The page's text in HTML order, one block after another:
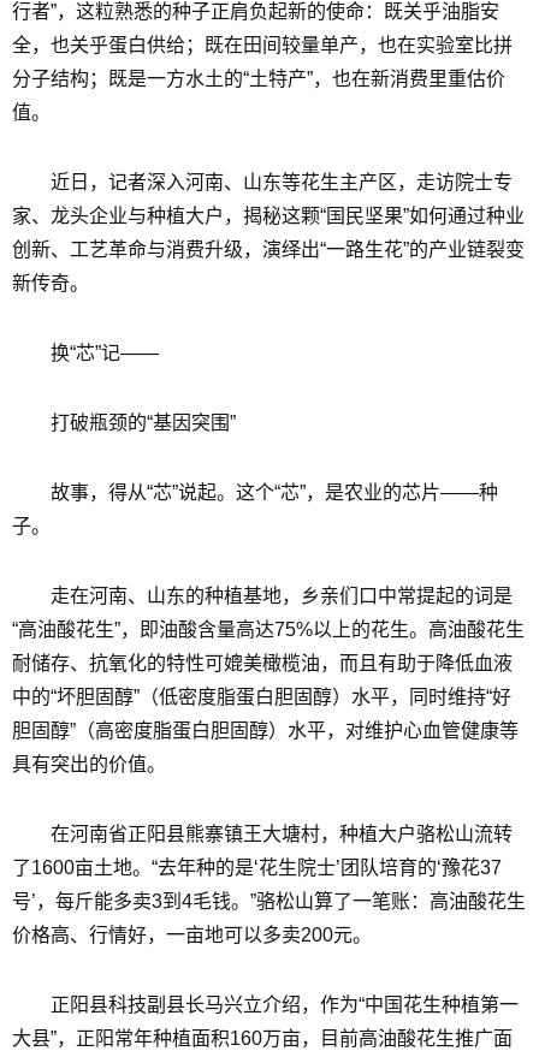
行者”，这粒熟悉的种子正肩负起新的使命：既关乎油脂安
全，也关乎蛋白供给；既在田间较量单产，也在实验室比拼
分子结构；既是一方水土的“土特产”，也在新消费里重估价
值。
近日，记者深入河南、山东等花生主产区，走访院士专
家、龙头企业与种植大户，揭秘这颗“国民坚果”如何通过种业
创新、工艺革命与消费升级，演绎出“一路生花”的产业链裂变
新传奇。
换“芯”记——
打破瓶颈的“基因突围”
故事，得从“芯”说起。这个“芯”，是农业的芯片——种
子。
走在河南、山东的种植基地，乡亲们口中常提起的词是
“高油酸花生”，即油酸含量高达75%以上的花生。高油酸花生
耐储存、抗氧化的特性可媲美橄榄油，而且有助于降低血液
中的“坏胆固醇”（低密度脂蛋白胆固醇）水平，同时维持“好
胆固醇”（高密度脂蛋白胆固醇）水平，对维护心血管健康等
具有突出的价值。
在河南省正阳县熊寨镇王大塘村，种植大户骆松山流转
了1600亩土地。“去年种的是‘花生院士’团队培育的‘豫花37
号’，每斤能多卖3到4毛钱。”骆松山算了一笔账：高油酸花生
价格高、行情好，一亩地可以多卖200元。
正阳县科技副县长马兴立介绍，作为“中国花生种植第一
大县”，正阳常年种植面积160万亩，目前高油酸花生推广面